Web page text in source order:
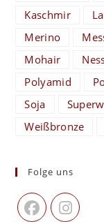
Kaschmir
Merino
Mohair
Polyamid
Soja
Weißbronze
Folge uns